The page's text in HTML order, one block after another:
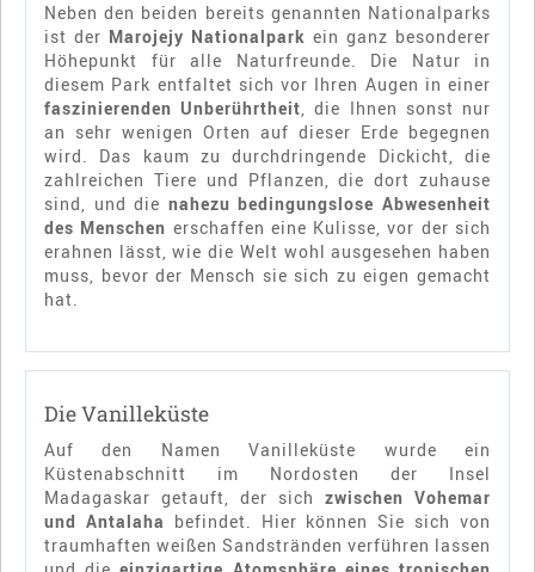
Neben den beiden bereits genannten Nationalparks
ist der Marojejy Nationalpark ein ganz besonderer
Höhepunkt für alle Naturfreunde. Die Natur in
diesem Park entfaltet sich vor Ihren Augen in einer
faszinierenden Unberührtheit, die Ihnen sonst nur
an sehr wenigen Orten auf dieser Erde begegnen
wird. Das kaum zu durchdringende Dickicht, die
zahlreichen Tiere und Pflanzen, die dort zuhause
sind, und die nahezu bedingungslose Abwesenheit
des Menschen erschaffen eine Kulisse, vor der sich
erahnen lässt, wie die Welt wohl ausgesehen haben
muss, bevor der Mensch sie sich zu eigen gemacht
hat.
Die Vanilleküste
Auf den Namen Vanilleküste wurde ein
Küstenabschnitt im Nordosten der Insel
Madagaskar getauft, der sich zwischen Vohemar
und Antalaha befindet. Hier können Sie sich von
traumhaften weißen Sandstränden verführen lassen